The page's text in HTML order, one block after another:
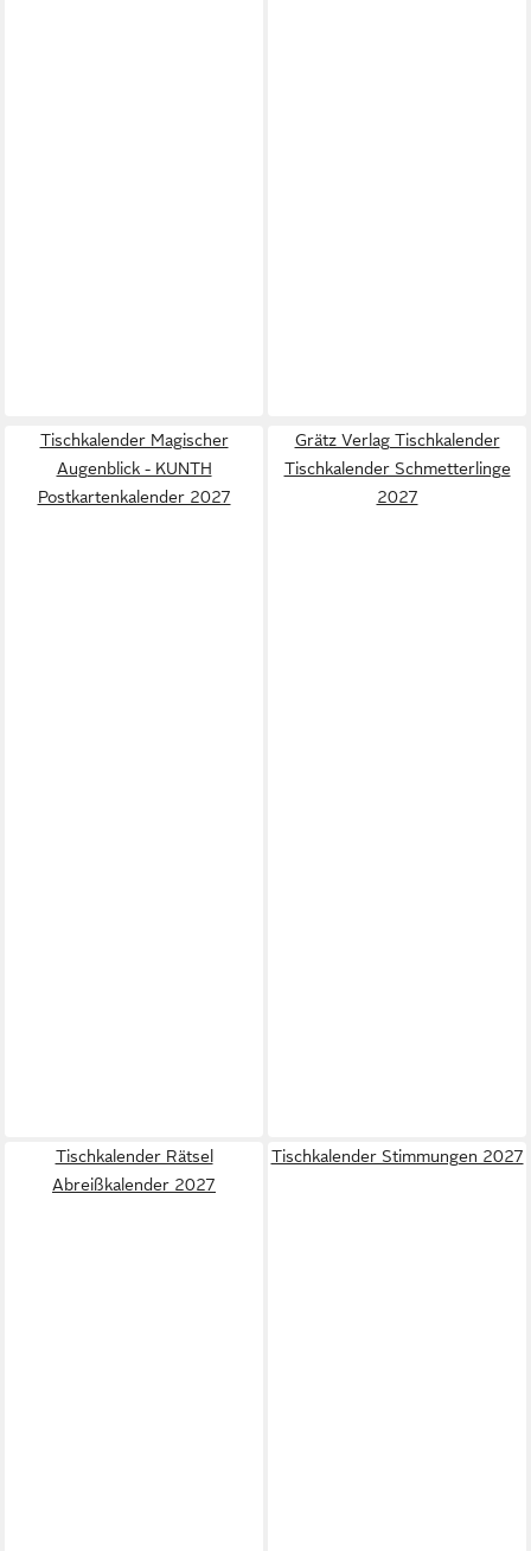
Tischkalender Magischer
Augenblick - KUNTH
Postkartenkalender 2027
Grätz Verlag Tischkalender
Tischkalender Schmetterlinge
2027
Tischkalender Rätsel
Abreißkalender 2027
Tischkalender Stimmungen 2027